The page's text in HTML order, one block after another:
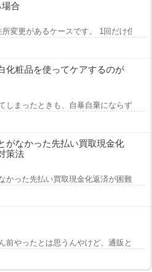
合
変更があるケースです。 1回だけ住所
化粧品を使ってケアするのが
しまったときも、自暴自棄にならずに長
がなかった先払い買取現金化
策法
かった先払い買取現金化返済が困難にな
前やったとは思うんやけど、通販とかで